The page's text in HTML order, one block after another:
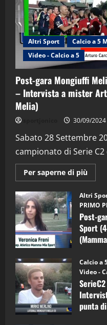
Altri Sport Calcio a 5
Video - Calcio a 5
Post-gara Mongiuffi
– Intervista a mister
Melia)
30/09/2024
Sabato 28 Settembre
campionato di Serie
Per saperne di più
Post-
gara
Melia
–
Mia
Sport
6)
–
a
Altri
PRIMO
Post-
Sport
Calcio a
Video -
punta
2 28/
3 21/
4 15/